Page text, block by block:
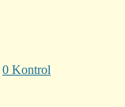
0 Kontrol